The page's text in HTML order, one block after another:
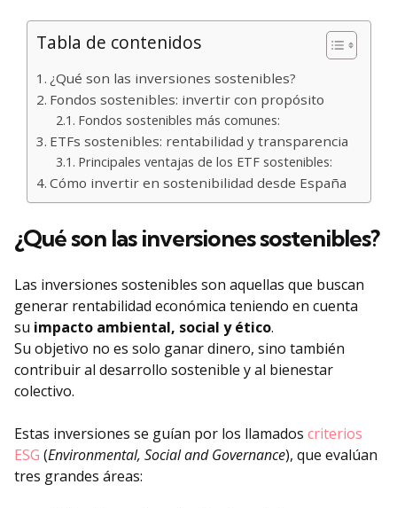
Tabla de contenidos
¿Qué son las inversiones sostenibles?
Fondos sostenibles: invertir con propósito
Fondos sostenibles más comunes:
ETFs sostenibles: rentabilidad y transparencia
Principales ventajas de los ETF sostenibles:
Cómo invertir en sostenibilidad desde España
¿Qué son las inversiones sostenibles?
Las inversiones sostenibles son aquellas que buscan
generar rentabilidad económica teniendo en cuenta
su impacto ambiental, social y ético.
Su objetivo no es solo ganar dinero, sino también
contribuir al desarrollo sostenible y al bienestar
colectivo.
Estas inversiones se guían por los llamados criterios
ESG (Environmental, Social and Governance), que evalúan
tres grandes áreas: